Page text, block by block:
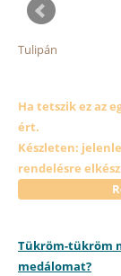
Tulipán
Ha tetszik ez az
ért.
Készleten:
rendelésre
Tükröm-tükröm
medálomat?